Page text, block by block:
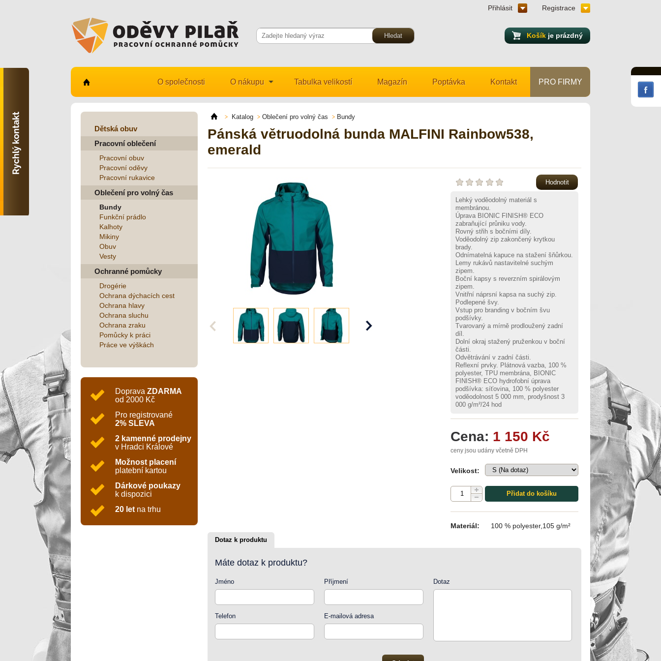
Košík je prázdný
Přihlásit Registrace
O společnosti O nákupu Tabulka velikostí Magazín Poptávka Kontakt PRO FIRMY
Dětská obuv
Pracovní oblečení
Pracovní obuv
Pracovní oděvy
Pracovní rukavice
Oblečení pro volný čas
Bundy
Funkční prádlo
Kalhoty
Mikiny
Obuv
Vesty
Ochranné pomůcky
Drogérie
Ochrana dýchacích cest
Ochrana hlavy
Ochrana sluchu
Ochrana zraku
Pomůcky k práci
Práce ve výškách
Doprava ZDARMA
od 2000 Kč
Pro registrované
2% SLEVA
2 kamenné prodejny
v Hradci Králové
Možnost placení
platební kartou
Dárkové poukazy
k dispozici
20 let na trhu
Katalog Oblečení pro volný čas Bundy
Pánská větruodolná bunda MALFINI Rainbow538,
emerald
Hodnotit
Lehký voděodolný materiál s
membránou.
Úprava BIONIC FINISH® ECO
zabraňující průniku vody.
Rovný střih s bočními díly.
Voděodolný zip zakončený krytkou
brady.
Odnímatelná kapuce na stažení šňůrkou.
Lemy rukávů nastavitelné suchým
zipem.
Boční kapsy s reverzním spirálovým
zipem.
Vnitřní náprsní kapsa na suchý zip.
Podlepené švy.
Vstup pro branding v bočním švu
podšívky.
Tvarovaný a mírně prodloužený zadní
díl.
Dolní okraj stažený pruženkou v boční
části.
Odvětrávání v zadní části.
Reflexní prvky. Plátnová vazba, 100 %
polyester, TPU membrána, BIONIC
FINISH® ECO hydrofobní úprava
podšívka: síťovina, 100 % polyester
voděodolnost 5 000 mm, prodyšnost 3
000 g/m²/24 hod
Cena: 1 150 Kč
ceny jsou udány včetně DPH
Velikost:
Přidat do košíku
Materiál: 100 % polyester,105 g/m²
Dotaz k produktu
Máte dotaz k produktu?
Jméno
Telefon
Příjmení
E-mailová adresa
Dotaz
Kontaktujte nás
info@odevy-pilar.cz